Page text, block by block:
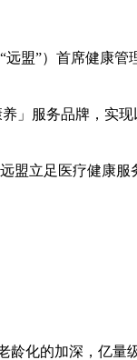
盟”）首席健康
」服务品牌，实
立足医疗健康服
化的加深，亿量